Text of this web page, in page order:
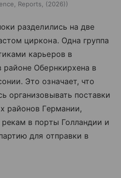
Reports, (2026)
разделились на две
циркона. Одна группа
карьеров в
Обернкирхена в
Это означает, что
организовывать поставки
районов Германии,
в порты Голландии и
для отправки в